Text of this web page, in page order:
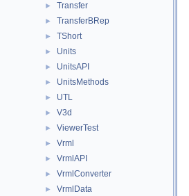
► Transfer
► TransferBRep
► TShort
► Units
► UnitsAPI
► UnitsMethods
► UTL
► V3d
► ViewerTest
► Vrml
► VrmlAPI
► VrmlConverter
► VrmlData